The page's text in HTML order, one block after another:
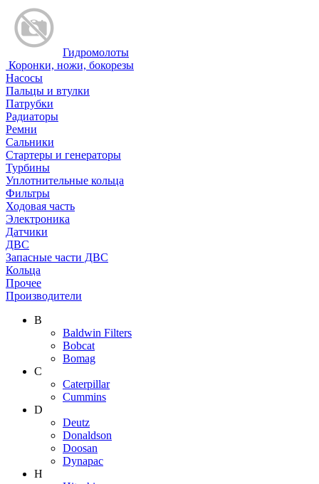
Гидромолоты
Коронки, ножи, бокорезы
Насосы
Пальцы и втулки
Патрубки
Радиаторы
Ремни
Сальники
Стартеры и генераторы
Турбины
Уплотнительные кольца
Фильтры
Ходовая часть
Электроника
Датчики
ДВС
Запасные части ДВС
Кольца
Прочее
Производители
B
Baldwin Filters
Bobcat
Bomag
C
Caterpillar
Cummins
D
Deutz
Donaldson
Doosan
Dynapac
H